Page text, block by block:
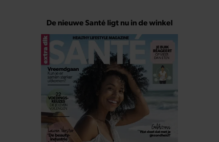
De nieuwe Santé ligt nu in de winkel